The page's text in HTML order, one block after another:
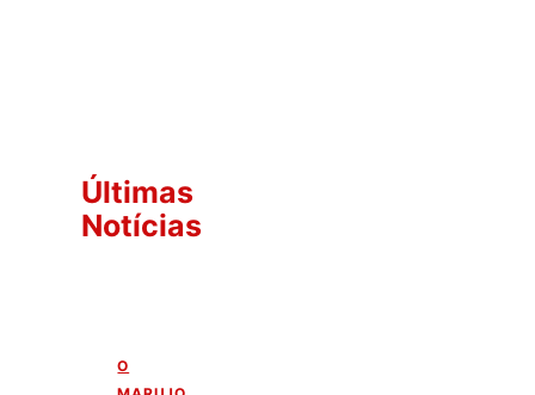
Últimas
Notícias
O